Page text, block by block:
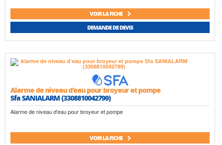
VOIR LA FICHE
DEMANDE DE DEVIS
Alarme de niveau d'eau pour broyeur et pompe
Sfa SANIALARM (3308810042799)
Alarme de niveau d'eau pour broyeur et pompe
VOIR LA FICHE